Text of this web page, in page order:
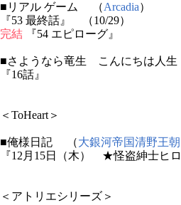
■リアル ゲーム （Arcadia）
『53 最終話』 （10/29）
完結 『54 エピローグ』
■さようなら竜生 こんにちは人
『16話』
＜ToHeart＞
■俺様日記 （大銀河帝国清野王朝
『12月15日（木） ★怪盗紳士ヒ
＜アトリエシリーズ＞